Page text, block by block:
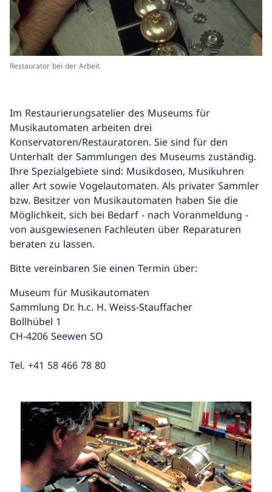
Restaurator bei der Arbeit
Im Restaurierungsatelier des Museums für
Musikautomaten arbeiten drei
Konservatoren/Restauratoren. Sie sind für den
Unterhalt der Sammlungen des Museums zuständig.
Ihre Spezialgebiete sind: Musikdosen, Musikuhren
aller Art sowie Vogelautomaten. Als privater Sammler
bzw. Besitzer von Musikautomaten haben Sie die
Möglichkeit, sich bei Bedarf - nach Voranmeldung -
von ausgewiesenen Fachleuten über Reparaturen
beraten zu lassen.
Bitte vereinbaren Sie einen Termin über:
Museum für Musikautomaten
Sammlung Dr. h.c. H. Weiss-Stauffacher
Bollhübel 1
CH-4206 Seewen SO
Tel. +41 58 466 78 80